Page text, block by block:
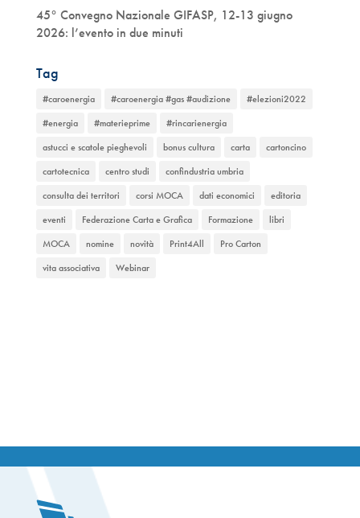
45° Convegno Nazionale GIFASP, 12-13 giugno
2026: l’evento in due minuti
Tag
#caroenergia #caroenergia #gas #audizione
#elezioni2022
#energia
#materieprime
#rincarienergia
astucci e scatole pieghevoli
bonus cultura carta
cartoncino
cartotecnica
centro studi
confindustria umbria
consulta dei territori
corsi MOCA dati economici
editoria
eventi
Federazione Carta e Grafica Formazione
libri
MOCA
nomine novità Print4All
Pro Carton
vita associativa
Webinar